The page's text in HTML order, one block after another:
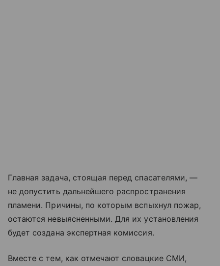
Главная задача, стоящая перед спасателями, —
не допустить дальнейшего распространения
пламени. Причины, по которым вспыхнул пожар,
остаются невыясненными. Для их установления
будет создана экспертная комиссия.
Вместе с тем, как отмечают словацкие СМИ,